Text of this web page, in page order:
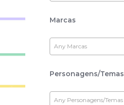
Marcas
Any Marcas
Personagens/Temas
Any Personagens/Temas